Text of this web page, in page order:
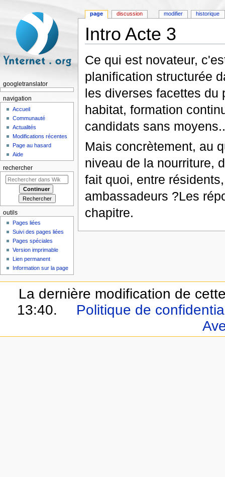
Intro Acte 3
Ce qui est novateur,
planification structurée
les diverses facettes du
habitat, formation
candidats sans
Mais concrètement, au
niveau de la nourriture,
fait quoi, entre
ambassadeurs ?Les
chapitre.
page discussion modifier historique
googletranslator
navigation
Accueil
Communauté
Actualités
Modifications récentes
Page au hasard
Aide
rechercher
outils
Pages liées
Suivi des pages liées
Pages spéciales
Version imprimable
Lien permanent
Information sur la page
La dernière modification de
13:40.
Politique de